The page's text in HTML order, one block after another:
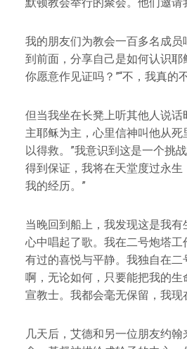
我的朋友们为教会一百多名成
到前面，分享自己是如何认识耶
你愿意作见证吗？”“不，我真的
但当我坐在长凳上听其他人说
主耶稣为主，心里信神叫他从
以得救。”我意识到这是一个挑
得到保证，我将在天堂度过永
我的经历。”
当晚回到船上，我发现这是我
心中唱起了歌。我在二号炮塔
有过的喜悦与平静。我独自在
啊，无论如何，只要能把我的
宣教士。我都会毫无保留，我现
几天后，艾德和另一位朋友约